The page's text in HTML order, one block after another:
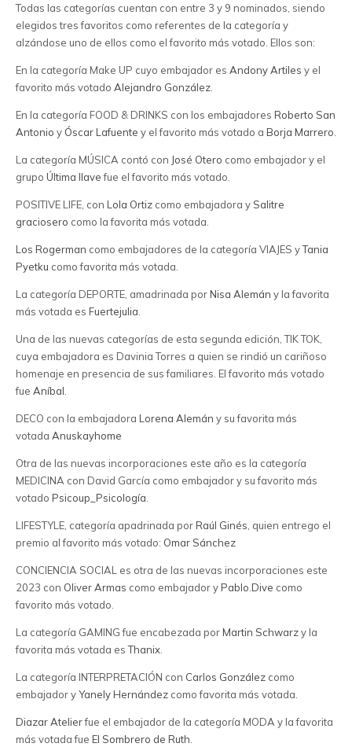
Todas las categorías cuentan con entre 3 y 9 nominados, siendo
elegidos tres favoritos como referentes de la categoría y
alzándose uno de ellos como el favorito más votado. Ellos son:
En la categoría Make UP cuyo embajador es Andony Artiles y el
favorito más votado Alejandro González
En la categoría FOOD & DRINKS con los embajadores Roberto San
Antonio y Óscar Lafuente y el favorito más votado a Borja Marrero
La categoría MÚSICA contó con José Otero como embajador y el
grupo Última llavefue el favorito más votado.
POSITIVE LIFE, con Lola Ortiz como embajadora y Salitre
graciosero como la favorita más votada.
Los Rogerman como embajadores de la categoría VIAJES yTania
Pyetku como favorita más votada.
La categoría DEPORTE, amadrinada porNisa Alemán y la favorita
más votada es Fuertejulia
Una de las nuevas categorías de esta segunda edición, TIK TOK,
cuya embajadora es Davinia Torres a quien se rindió un cariñoso
homenaje en presencia de sus familiares. El favorito más votado
fue Aníbal
DECO con la embajadora Lorena Alemán y su favorita más
votada Anuskayhome
Otra de las nuevas incorporaciones este año es la categoría
MEDICINA con David García como embajador y su favorito más
votado Psicoup_Psicología
LIFESTYLE, categoría apadrinada porRaúl Ginés , quien entrego el
premio al favorito más votado: Omar Sánchez
CONCIENCIA SOCIAL es otra de las nuevas incorporaciones este
2023 con Oliver Armas como embajador yPablo.Dive como
favorito más votado.
La categoría GAMING fue encabezada porMartin Schwarzy la
favorita más votada esThanix
La categoría INTERPRETACIÓN con Carlos González como
embajador yYanely Hernández como favorita más votada.
Diazar Atelierfue el embajador de la categoría MODA y la favorita
más votada fue El Sombrero de Ruth